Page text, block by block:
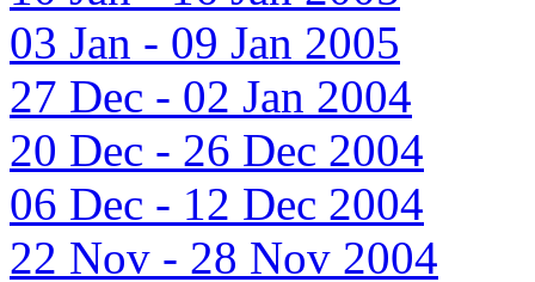
03 Jan - 09 Jan 2005
27 Dec - 02 Jan 2004
20 Dec - 26 Dec 2004
06 Dec - 12 Dec 2004
22 Nov - 28 Nov 2004